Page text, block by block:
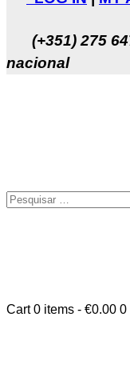
(+351) 275
nacional
Pesquisar
por:
Cart 0 items - €0.00 0